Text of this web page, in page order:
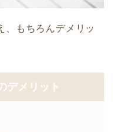
、もちろんデメリッ
デメリット